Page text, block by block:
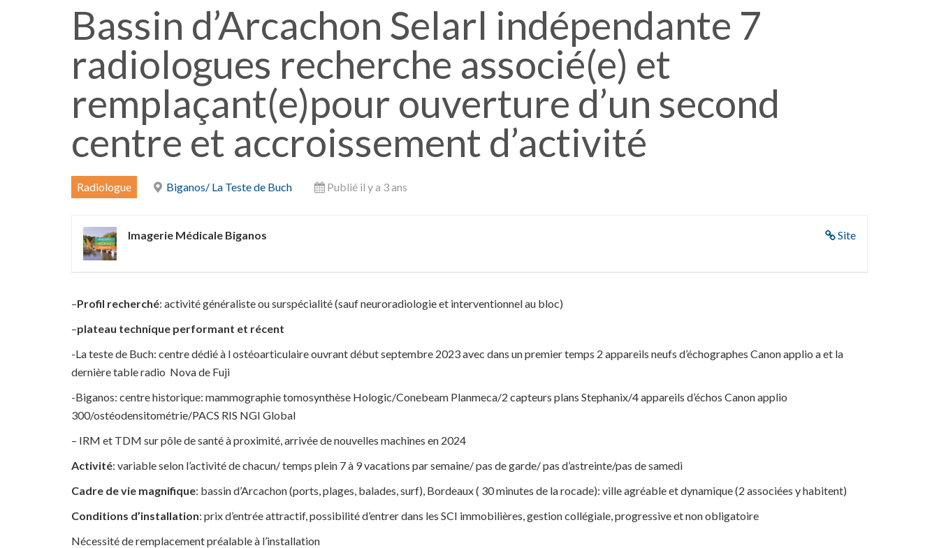
Bassin d’Arcachon Selarl indépendante 7
radiologues recherche associé(e) et
remplaçant(e)pour ouverture d’un second
centre et accroissement d’activité
Radiologue Biganos/ La Teste de Buch Publié il y a 3 ans
Site
Imagerie Médicale Biganos
–Profil recherché: activité généraliste ou surspécialité (sauf neuroradiologie et interventionnel au bloc)
–plateau technique performant et récent
-La teste de Buch: centre dédié à l ostéoarticulaire ouvrant début septembre 2023 avec dans un premier temps 2 appareils neufs d’échographes Canon applio a et la
dernière table radio Nova de Fuji
-Biganos: centre historique: mammographie tomosynthèse Hologic/Conebeam Planmeca/2 capteurs plans Stephanix/4 appareils d’échos Canon applio
300/ostéodensitométrie/PACS RIS NGI Global
– IRM et TDM sur pôle de santé à proximité, arrivée de nouvelles machines en 2024
Activité: variable selon l’activité de chacun/ temps plein 7 à 9 vacations par semaine/ pas de garde/ pas d’astreinte/pas de samedi
Cadre de vie magnifique: bassin d’Arcachon (ports, plages, balades, surf), Bordeaux ( 30 minutes de la rocade): ville agréable et dynamique (2 associées y habitent)
Conditions d’installation: prix d’entrée attractif, possibilité d’entrer dans les SCI immobilières, gestion collégiale, progressive et non obligatoire
Nécessité de remplacement préalable à l’installation